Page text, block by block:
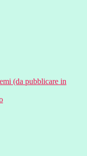
(da pubblicare in